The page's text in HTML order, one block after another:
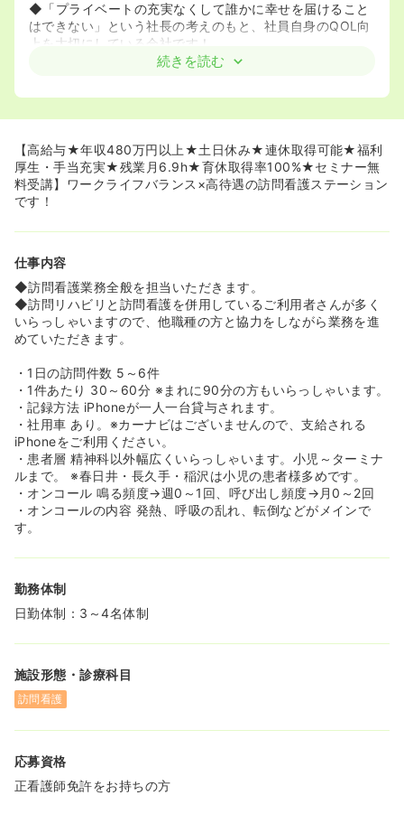
◆「プライベートの充実なくして誰かに幸せを届けること
はできない」という社長の考えのもと、社員自身のQOL向
上を大切にしている会社です！
◆残業時間は月平均6.9時間程度（夜間の緊急対応含む）
されております。
◆土日休みの制度や有給消化率は80%とかなり水準として
も大変高く、バースデー休暇（年次有給休暇とは別に1日）
も付与されるのでプライベートとの両立も可能なステーシ
◆入社2年目以降、連続休暇促進制度として有給休暇を連
みを積極的に取らせる風土があります。
≪急性期からの初転職に最適な環境です♪≫
◆全社の年齢層は20代後半～30代前半がボリュームゾー
ンです。もちろん40代のママさんナースさんも活躍中のス
看護師様もかなり多い環境となっております。
◆訪問看護が未経験の方も歓迎です！独自の教育プログラ
ムやマニュアルの制度も取り入れており、同行訪問を実施
し、慣れてきましたら1人経ちができるように行っておりま
す。オンコールについても入職後約3ヶ月後でオンコール
デビューとなるため、初めての訪問看護業務にも安心して
望める環境です。
◆22：00～8：30の間に実働があった場合は翌日は午前休
みになります。メリハリをつけれて体に無理なく働ける環
≪高水準の給与と充実した福利厚生で社員に還元≫
年数によって昇給し、平均年収は500～600万円と大変高
待遇です！ 「他のお仕事よりも高い給与で還元する」とい
す。
≪家庭との両立を徹底サポート！男性育休100%≫
◆直近2年間の男性社員の育休取得率100%であり、育児や
家庭との両立を重視する社風が徹底されています。
◆「子どもの運動会より大事な仕事はない！」という思い
れています。
◆未就学のお子さんがいらっしゃる方は、時短常勤やオン
コール免除といった柔軟な働き方が可能です。
続きを読む
【高給与★年収480万円以上★土日休み★連休取得可能★福利
厚生・手当充実★残業月6.9h★育休取得率100%★セミナー無
料受講】ワークライフバランス×高待遇の訪問看護ステーション
です！
仕事内容
◆訪問看護業務全般を担当いただきます。
◆訪問リハビリと訪問看護を併用しているご利用者さんが多く
いらっしゃいますので、他職種の方と協力をしながら業務を進
めていただきます。
・1日の訪問件数 5～6件
・1件あたり 30～60分 ※まれに90分の方もいらっしゃいます。
・記録方法 iPhoneが一人一台貸与されます。
・社用車 あり。※カーナビはございませんので、支給される
iPhoneをご利用ください。
・患者層 精神科以外幅広くいらっしゃいます。小児～ターミナ
ルまで。 ※春日井・長久手・稲沢は小児の患者様多めです。
・オンコール 鳴る頻度→週0～1回、呼び出し頻度→月0～2回
・オンコールの内容 発熱、呼吸の乱れ、転倒などがメインで
す。
勤務体制
日勤体制：3～4名体制
施設形態・診療科目
訪問看護
応募資格
正看護師免許をお持ちの方